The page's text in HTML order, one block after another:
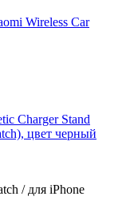
Wireless Car
Charger Stand
цвет черный
/ для iPhone